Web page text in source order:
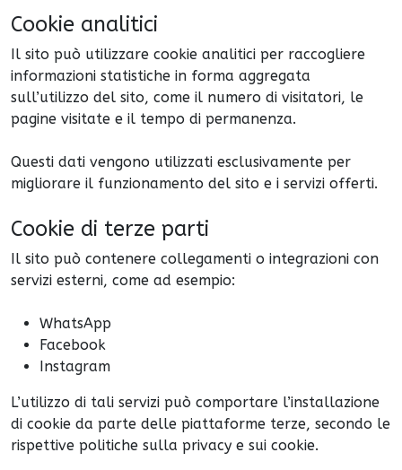
Cookie analitici
Il sito può utilizzare cookie analitici per raccogliere
informazioni statistiche in forma aggregata
sull’utilizzo del sito, come il numero di visitatori, le
pagine visitate e il tempo di permanenza.
Questi dati vengono utilizzati esclusivamente per
migliorare il funzionamento del sito e i servizi offerti.
Cookie di terze parti
Il sito può contenere collegamenti o integrazioni con
servizi esterni, come ad esempio:
WhatsApp
Facebook
Instagram
L’utilizzo di tali servizi può comportare l’installazione
di cookie da parte delle piattaforme terze, secondo le
rispettive politiche sulla privacy e sui cookie.